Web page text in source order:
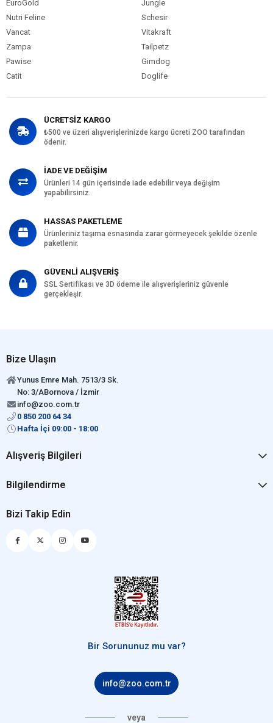
EuroGold
Jungle
Nutri Feline
Schesir
Vancat
Vitakraft
Zampa
Tailpetz
Pawise
Gimdog
Catit
Doglife
ÜCRETSİZ KARGO
₺500 ve üzeri alışverişlerinizde kargo ücreti ZOO tarafından
ödenir.
İADE VE DEĞİŞİM
Ürünleri 14 gün içerisinde iade edebilir veya değişim
yapabilirsiniz.
HASSAS PAKETLEME
Ürünleriniz taşıma esnasında zarar görmeyecek şekilde özenle
paketlenir.
GÜVENLİ ALIŞVERİŞ
SSL Sertifikası ve 3D ödeme ile alışverişleriniz güvenle
gerçekleşir.
Bize Ulaşın
Yunus Emre Mah. 7513/3 Sk.
No: 3/ABornova / İzmir
info@zoo.com.tr
0 850 200 64 34
Hafta İçi 09:00 - 18:00
Alışveriş Bilgileri
Bilgilendirme
Bizi Takip Edin
Bir Sorununuz mu var?
info@zoo.com.tr
veya